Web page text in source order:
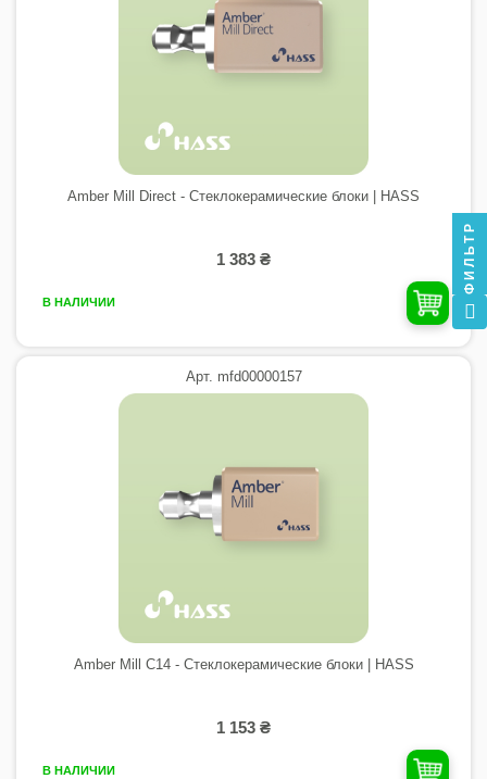
Amber Mill Direct - Стеклокерамические блоки | HASS
1 383 ₴
В НАЛИЧИИ
Арт. mfd00000157
Amber Mill C14 - Стеклокерамические блоки | HASS
1 153 ₴
В НАЛИЧИИ
ФИЛЬТР